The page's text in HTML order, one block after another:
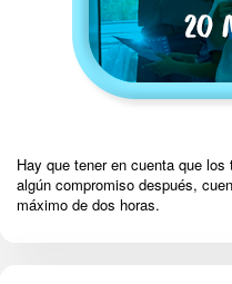
Hay que tener en cuenta que
algún compromiso después,
máximo de dos horas.